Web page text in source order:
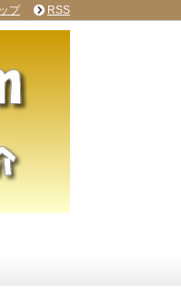
プ RSS